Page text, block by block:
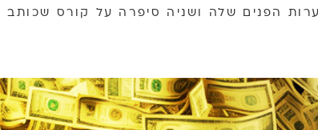
הפנים שלה ושניה סיפרה על קורס